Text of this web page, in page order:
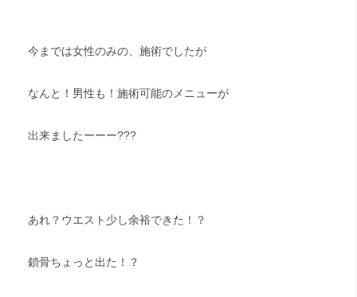
今までは女性のみの、施術でしたが
なんと！男性も！施術可能のメニューが
出来ましたーーー???
あれ？ウエスト少し余裕できた！？
鎖骨ちょっと出た！？